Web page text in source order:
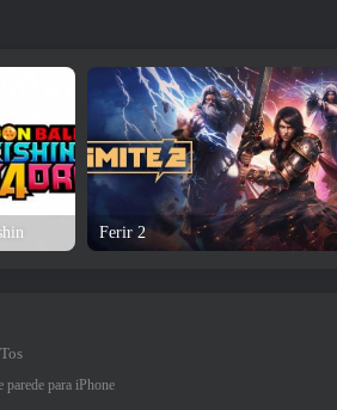
Ferir 2
Tos
parede para iPhone